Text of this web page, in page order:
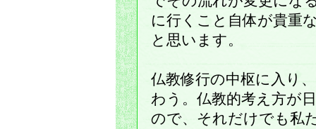
に行くこと自体が貴重
と思います。
仏教修行の中枢に入り
わう。仏教的考え方が
ので、それだけでも私